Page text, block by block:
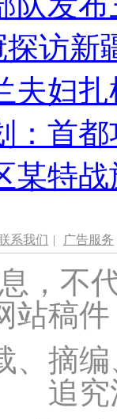
访新
夫妇
：首
某特
系我们 | 广告服务
，不
站稿
、摘
追